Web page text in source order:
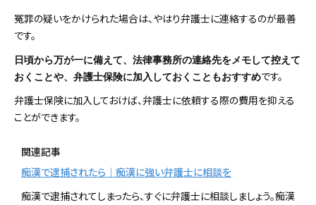
冤罪の疑いをかけられた場合は、やはり弁護士に連絡するのが最善
です。
日頃から万が一に備えて、法律事務所の連絡先をメモして控えて
おくことや、弁護士保険に加入しておくこともおすすめです。
弁護士保険に加入しておけば、弁護士に依頼する際の費用を抑える
ことができます。
関連記事
痴漢で逮捕されたら｜痴漢に強い弁護士に相談を
痴漢で逮捕されてしまったら、すぐに弁護士に相談しましょう。痴漢